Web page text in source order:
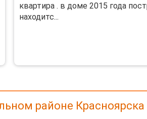
квартира . в доме 2015 года
находитс...
районе Красноярска